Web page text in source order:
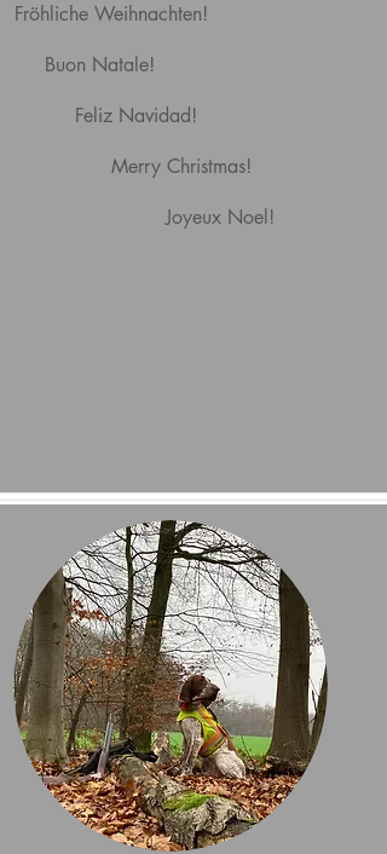
Fröhliche Weihnachten!
Buon Natale!
Feliz Navidad!
Merry Christmas!
Joyeux Noel!